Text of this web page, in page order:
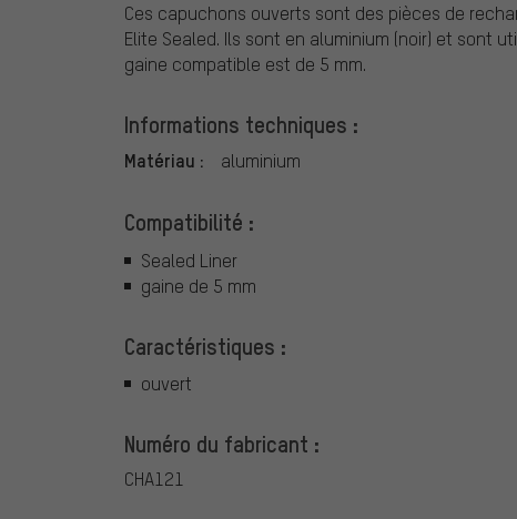
Ces capuchons ouverts sont des pièces de
Elite Sealed. Ils sont en aluminium (noir) et sont
gaine compatible est de 5 mm.
Informations techniques :
Matériau : aluminium
Compatibilité :
Sealed Liner
gaine de 5 mm
Caractéristiques :
ouvert
Numéro du fabricant :
CHA121